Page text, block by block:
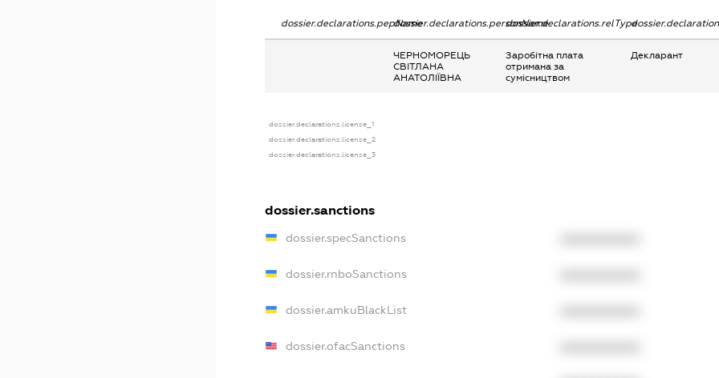
dossier.declarations.pepNamedossier.declarations.personNamedossier.declarations.relType
ЧЕРНОМОРЕЦЬ
СВІТЛАНА
АНАТОЛІЇВНА
Заробітна плата
отримана за
сумісництвом
Декларант
dossier.declarations.license_1
dossier.declarations.license_2
dossier.declarations.license_3
dossier.sanctions
dossier.specSanctions
dossier.rnboSanctions
dossier.amkuBlackList
dossier.ofacSanctions